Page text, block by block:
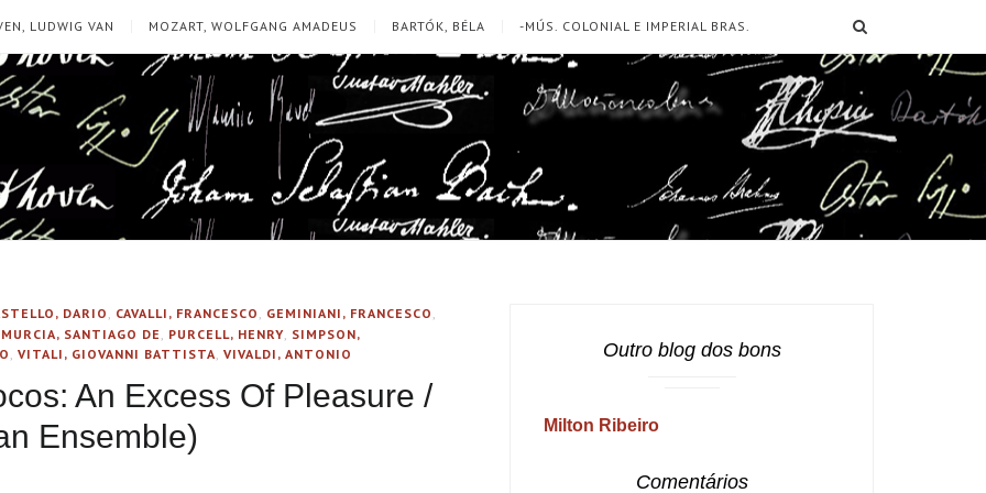
LUDWIG VAN MOZART, WOLFGANG AMADEUS BARTÓK, BÉLA -MÚS. COLONIAL E IMPERIAL BRAS.
DARIO , CAVALLI, FRANCESCO , GEMINIANI, FRANCESCO ,
MURCIA, SANTIAGO DE , PURCELL, HENRY, SIMPSON,
, VITALI, GIOVANNI BATTISTA, VIVALDI, ANTONIO
An Excess Of Pleasure /
Ensemble)
Outro blog dos bons
Milton Ribeiro
Comentários